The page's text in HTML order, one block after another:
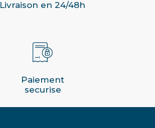
Livraison en 24/48h
Paiement
securise